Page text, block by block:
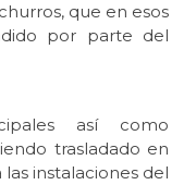
que en esos
por parte del
así como
trasladado en
instalaciones del